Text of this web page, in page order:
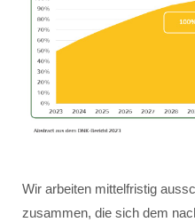
Wir arbeiten mittelfristig
zusammen, die sich dem